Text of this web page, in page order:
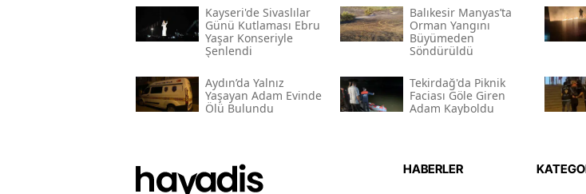
Kayseri'de Sivaslılar
Günü Kutlaması Ebru
Yaşar Konseriyle
Şenlendi
Balıkesir Manyas’ta
Orman Yangını
Büyümeden
Söndürüldü
Aydın’da Yalnız
Yaşayan Adam Evinde
Ölü Bulundu
Tekirdağ'da Piknik
Faciası Göle Giren
Adam Kayboldu
HABERLER